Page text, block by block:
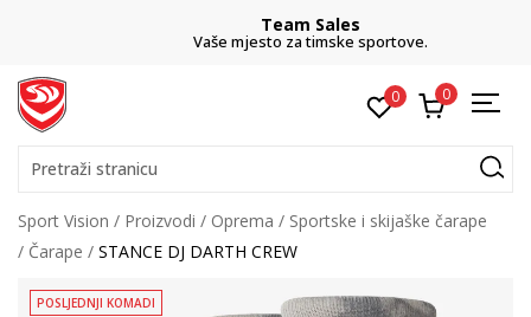
Team Sales
Vaše mjesto za timske sportove.
0 0
Pretraži stranicu
Sport Vision Proizvodi Oprema
Sportske i skijaške čarape
Čarape
STANCE DJ DARTH CREW
POSLJEDNJI KOMADI